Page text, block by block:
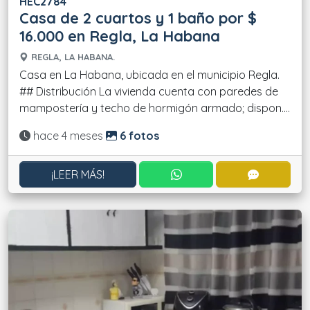
Casa de 2 cuartos y 1 baño por $
16.000 en Regla, La Habana
REGLA, LA HABANA.
Casa en La Habana, ubicada en el municipio Regla.
## Distribución La vivienda cuenta con paredes de
mampostería y techo de hormigón armado; dispon....
Actualizado:
hace 4 meses 6 fotos
¡LEER MÁS! CONTACTAR POR